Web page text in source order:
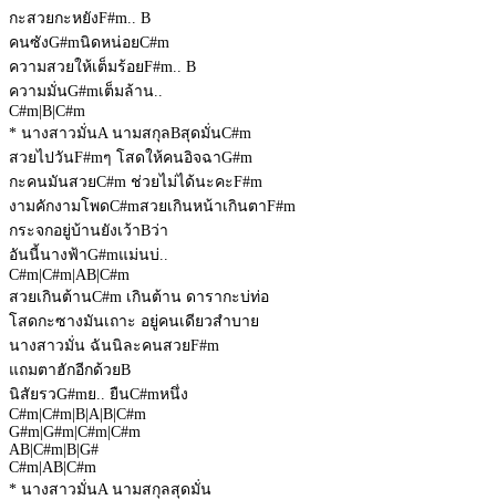
กะสวยกะหยังF#m.. B
คนซังG#mนิดหน่อยC#m
ความสวยให้เต็มร้อยF#m.. B
ความมั่นG#mเต็มล้าน..
C#m B C#m
* นางสาวมั่นAนามสกุลBสุดมั่นC#m
สวยไปวันF#mๆ โสดให้คนอิจฉาG#m
กะคนมันสวยC#m ช่วยไม่ได้นะคะF#m
งามคักงามโพดC#mสวยเกินหน้าเกินตาF#m
กระจกอยู่บ้านยังเว้าBว่า
อันนี้นางฟ้าG#mแม่นบ่..
C#m C#m AB C#m
สวยเกินต้านC#m เกินต้าน ดารากะบ่ท่อ
โสดกะซางมันเถาะ อยู่คนเดียวสำบาย
นางสาวมั่น ฉันนิละคนสวยF#m
แถมตาฮักอีกด้วยB
นิสัยรวG#mย.. ยืนC#mหนึ่ง
C#m C#m B A B C#m
G#m G#m C#m C#m
AB C#m B G#
C#m AB C#m
* นางสาวมั่นAนามสกุลสุดมั่น